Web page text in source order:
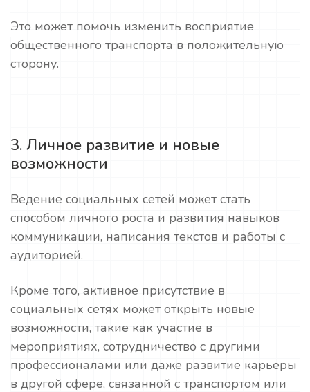
Это может помочь изменить восприятие
общественного транспорта в положительную
сторону.
3. Личное развитие и новые
возможности
Ведение социальных сетей может стать
способом личного роста и развития навыков
коммуникации, написания текстов и работы с
аудиторией.
Кроме того, активное присутствие в
социальных сетях может открыть новые
возможности, такие как участие в
мероприятиях, сотрудничество с другими
профессионалами или даже развитие карьеры
в другой сфере, связанной с транспортом или